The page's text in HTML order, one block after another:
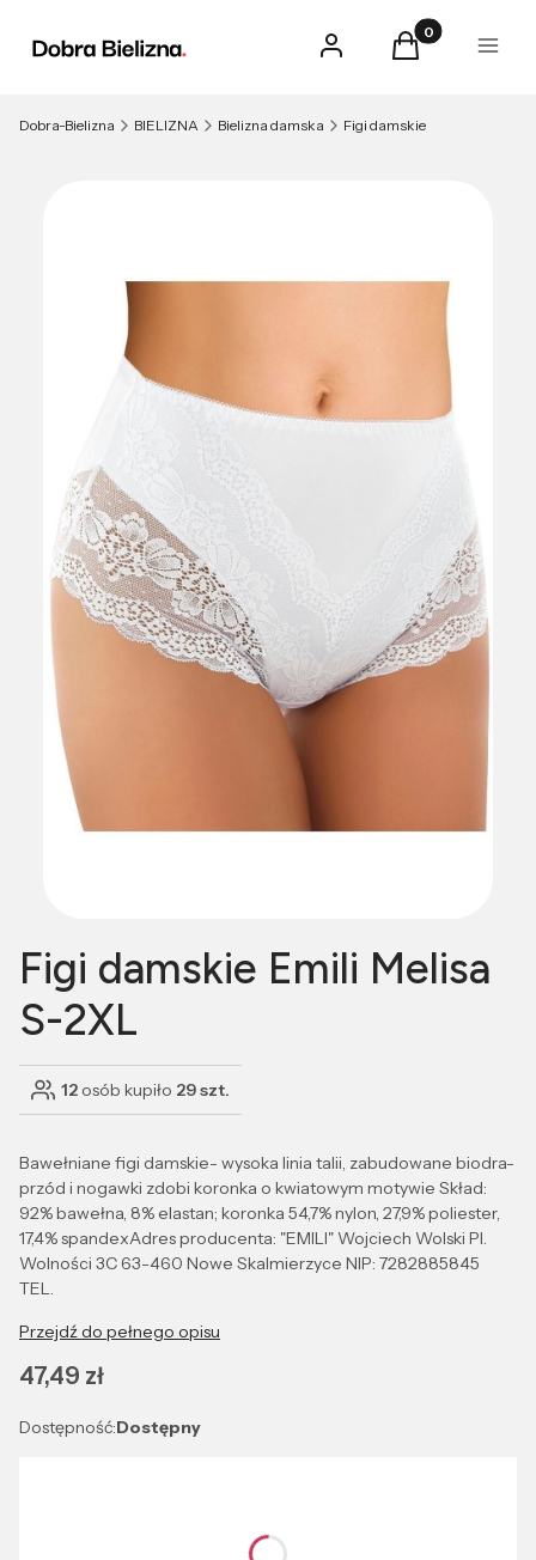
Zaloguj sięProdukty w
Koszyk Menu
Dobra-Bielizna BIELIZNA Bielizna damska Figi damskie
Figi damskie Emili Melisa
S-2XL
12 osób kupiło 29 szt.
Bawełniane figi damskie- wysoka linia talii, zabudowane biodra-
przód i nogawki zdobi koronka o kwiatowym motywie Skład:
92% bawełna, 8% elastan; koronka 54,7% nylon, 27,9% poliester,
17,4% spandexAdres producenta: "EMILI" Wojciech Wolski Pl.
Wolności 3C 63-460 Nowe Skalmierzyce NIP: 7282885845
TEL.
Przejdź do pełnego opisu
Cena
47,49 zł
Dostępność:Dostępny